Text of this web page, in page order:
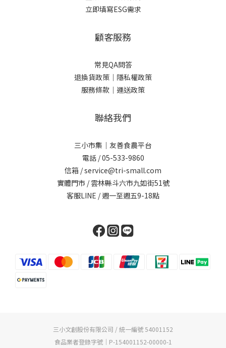
立即填寫ESG需求
顧客服務
常見QA問答
退換貨政策｜ 隱私權政策
服務條款｜ 運送政策
聯絡我們
三小市集｜友善食農平台
電話 / 05-533-9860
信箱 / service@tri-small.com
實體門市 / 雲林縣斗六市九如街51號
客服LINE / 週一至週五9-18點
三小文創股份有限公司 / 統一編號 54001152
食品業者登錄字號｜P-154001152-00000-1